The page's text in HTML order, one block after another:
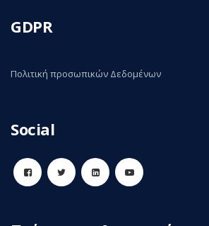
GDPR
Πολιτική προσωπικών Δεδομένων
Social